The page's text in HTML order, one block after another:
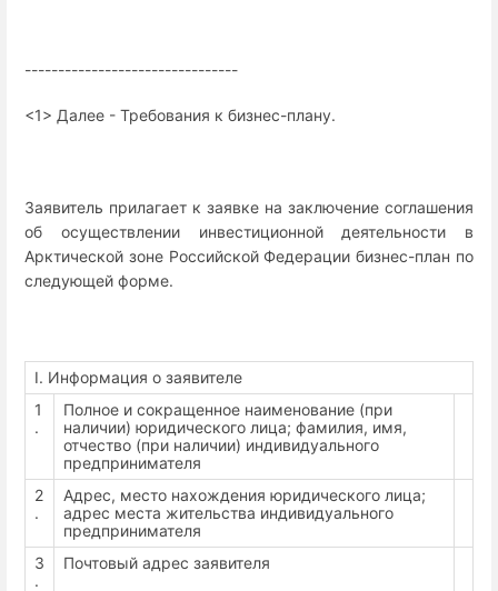
--------------------------------
<1> Далее - Требования к бизнес-плану.
Заявитель прилагает к заявке на заключение соглашения
об осуществлении инвестиционной деятельности в
Арктической зоне Российской Федерации бизнес-план по
следующей форме.
I. Информация о заявителе
1
.
Полное и сокращенное наименование (при
наличии) юридического лица; фамилия, имя,
отчество (при наличии) индивидуального
предпринимателя
2
.
Адрес, место нахождения юридического лица;
адрес места жительства индивидуального
предпринимателя
3
.
Почтовый адрес заявителя